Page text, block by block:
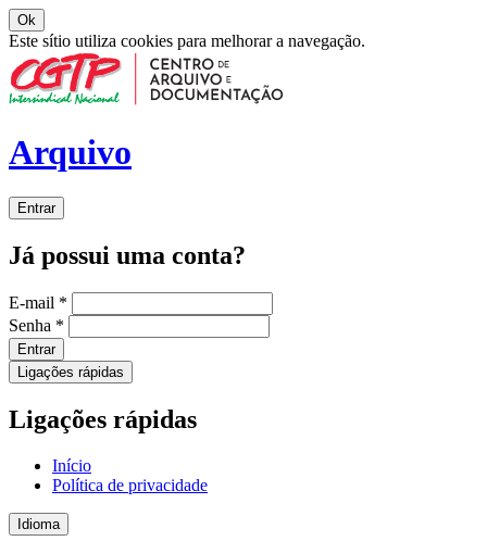
Ok
Este sítio utiliza cookies para melhorar a navegação.
Arquivo
Entrar
Já possui uma conta?
E-mail *
Senha *
Entrar
Ligações rápidas
Ligações rápidas
Início
Política de privacidade
Idioma